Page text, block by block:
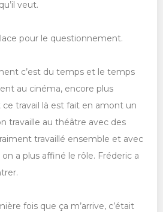
veut.
pour le questionnement.
c’est du temps et le temps
au cinéma, encore plus
ce travail là est fait en amont un
travaille au théâtre avec des
travaillé ensemble et avec
a plus affiné le rôle. Fréderic a
fois que ça m’arrive, c’était